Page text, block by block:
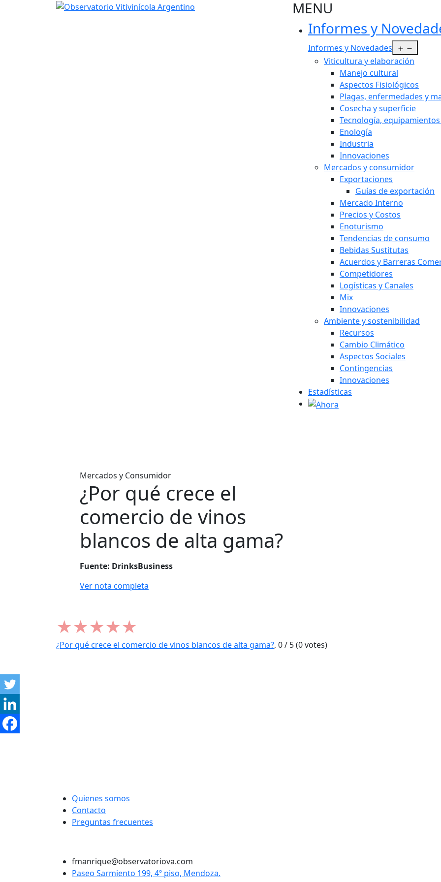
MENU
Informes y
Informes y Novedades
Viticultura y elaboración
Manejo cultural
Aspectos Fisiológicos
Plagas, enfermedades y
Cosecha y superficie
Tecnología,
Enología
Industria
Innovaciones
Mercados y consumidor
Exportaciones
Guías de exportación
Mercado Interno
Precios y Costos
Enoturismo
Tendencias de consumo
Bebidas Sustitutas
Acuerdos y Barreras
Competidores
Logísticas y Canales
Mix
Innovaciones
Ambiente y sostenibilidad
Recursos
Cambio Climático
Aspectos Sociales
Contingencias
Innovaciones
Estadísticas
Mercados y Consumidor
¿Por qué crece el
comercio de vinos
blancos de alta gama?
Fuente: DrinksBusiness
Ver nota completa
★★★★★
¿Por qué crece el comercio de vinos blancos de alta gama?, 0/ 5(0votes)
Quienes somos
Contacto
Preguntas frecuentes
fmanrique@observatoriova.com
Paseo Sarmiento 199, 4º piso, Mendoza.